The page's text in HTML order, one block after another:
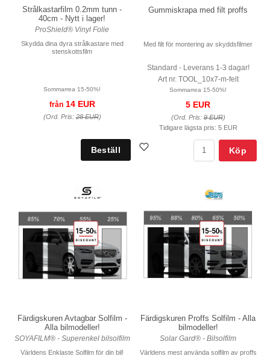
Strålkastarfilm 0.2mm tunn -
40cm - Nytt i lager!
ProShield® Vinyl Folie
Skydda dina dyra strålkastare med
stenskottsfilm
Sommarrea 15-50%!
från14 EUR
(Ord. Pris:28 EUR)
Gummiskrapa med filt proffs
Med filt för montering av skyddsfilmer
Standard - Leverans 1-3 dagar!
Art nr. TOOL_10x7-m-felt
Sommarrea 15-50%!
5 EUR
(Ord. Pris:9 EUR)
Tidigare lägsta pris: 5 EUR
Köp
Färdigskuren Avtagbar Solfilm -
Alla bilmodeller!
SOYAFILM® - Superenkel bilsolfilm
Världens Enklaste Solfilm för din bil!
Färdigskuren Proffs Solfilm - Alla
bilmodeller!
Solar Gard® - Bilsolfilm
Världens mest använda solfilm av proffs